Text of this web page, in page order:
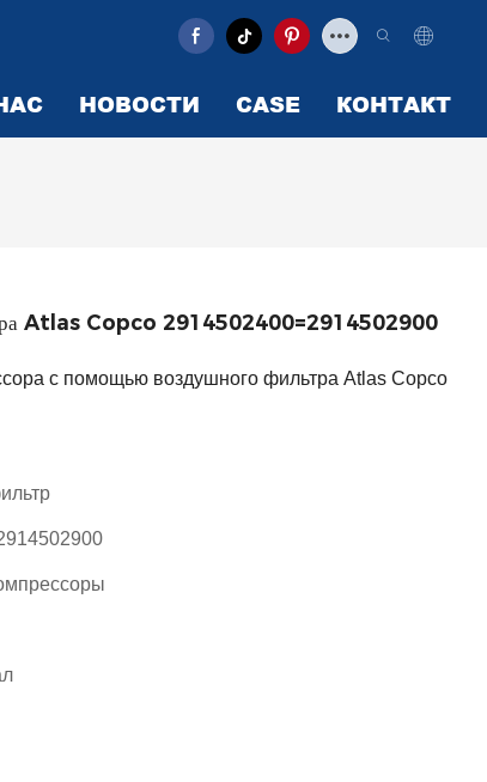
НОВОСТИ CASE КОНТАКТ
Atlas Copco 2914502400=2914502900
с помощью воздушного фильтра Atlas Copco